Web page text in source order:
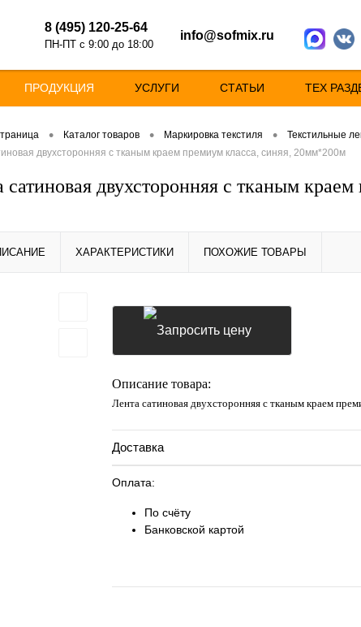
8 (495) 120-25-64
ПН-ПТ с 9:00 до 18:00
info@sofmix.ru
ПРОДУКЦИЯ УСЛУГИ СТАТЬИ ТЕХ
• Каталог товаров • Маркировка текстиля • Текстильные
двухсторонняя c тканым краем премиум класса, синяя, 20мм*200м
сатиновая двухсторонняя c тканым
ХАРАКТЕРИСТИКИ ПОХОЖИЕ ТОВАРЫ
Запросить цену
Описание товара:
Лента сатиновая двухсторонняя c тканым краем
Доставка
Оплата:
По счёту
Банковской картой